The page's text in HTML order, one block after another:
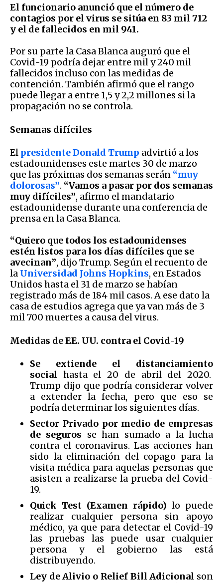
El funcionario anunció que el número de
contagios por el virus se sitúa en 83 mil 712
y el de fallecidos en mil 941.
Por su parte la Casa Blanca auguró que el
Covid-19 podría dejar entre mil y 240 mil
fallecidos incluso con las medidas de
contención. También afirmó que el rango
puede llegar a entre 1,5 y 2,2 millones si la
propagación no se controla.
Semanas difíciles
El presidente Donald Trump advirtió a los
estadounidenses este martes 30 de marzo
que las próximas dos semanas serán “muy
dolorosas”. “Vamos a pasar por dos semanas
muy difíciles”, afirmo el mandatario
estadounidense durante una conferencia de
prensa en la Casa Blanca.
“Quiero que todos los estadounidenses
estén listos para los días difíciles que se
avecinan”, dijo Trump. Según el recuento de
la Universidad Johns Hopkins, en Estados
Unidos hasta el 31 de marzo se habían
registrado más de 184 mil casos. A ese dato la
casa de estudios agrega que ya van más de 3
mil 700 muertes a causa del virus.
Medidas de EE. UU. contra el Covid-19
Se extiende el distanciamiento
social hasta el 20 de abril del 2020.
Trump dijo que podría considerar volver
a extender la fecha, pero que eso se
podría determinar los siguientes días.
Sector Privado por medio de empresas
de seguros se han sumado a la lucha
contra el coronavirus. Las acciones han
sido la eliminación del copago para la
visita médica para aquelas personas que
asisten a realizarse la prueba del Covid-
19.
Quick Test (Examen rápido) lo puede
realizar cualquier persona sin apoyo
médico, ya que para detectar el Covid-19
las pruebas las puede usar cualquier
persona y el gobierno las está
distribuyendo.
Ley de Alivio o Relief Bill Adicional son